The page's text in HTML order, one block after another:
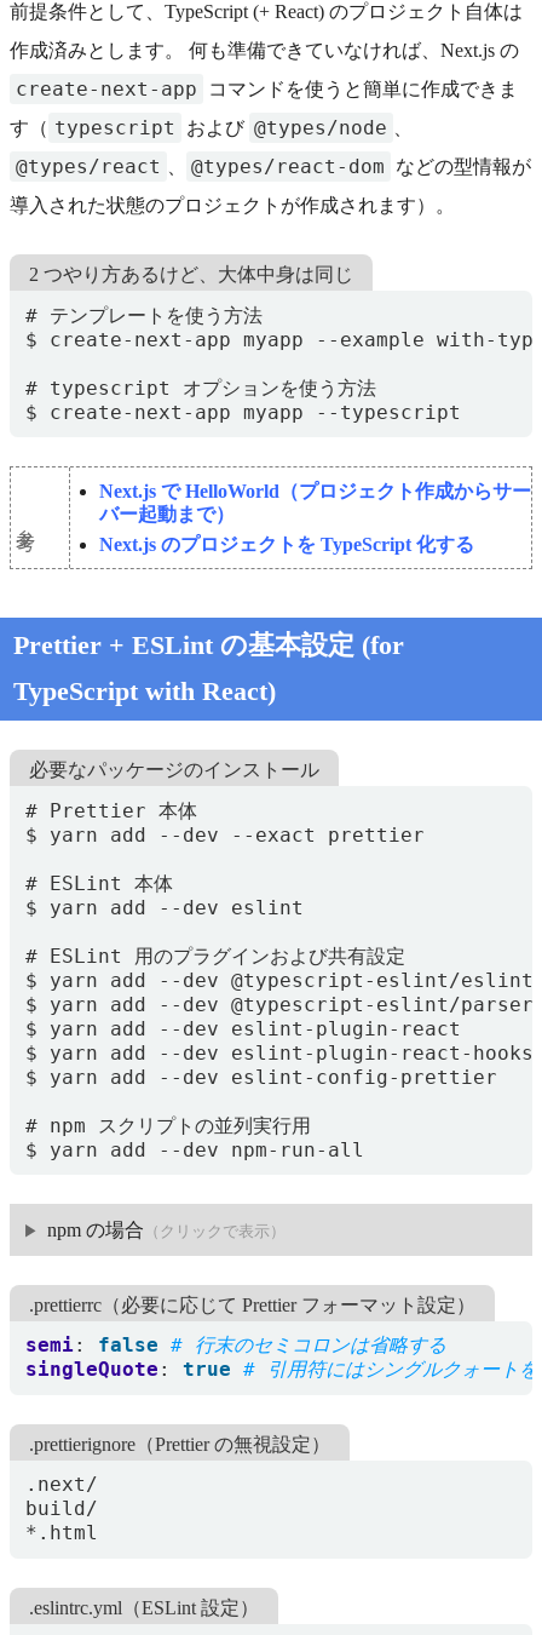
前提条件として、TypeScript (+ React) のプロジェクト自体は
作成済みとします。 何も準備できていなければ、Next.js の
create-next-app
コマンドを使うと簡単に作成できま
す（ typescript および @types/node
@types/react @types/react-dom
などの型情報が
導入された状態のプロジェクトが作成されます）。
2 つやり方あるけど、大体中身は同じ
$ create-next-app myapp --typescript
Next.js で HelloWorld（プロジェクト作成からサー
バー起動まで）
Next.js のプロジェクトを TypeScript 化する
Prettier + ESLint の基本設定 (for
TypeScript with React)
必要なパッケージのインストール
$ yarn add --dev npm-run-all
npm の場合
.prettierrc（必要に応じて Prettier フォーマット設定）
semi: false # 行末のセミコロンは省略する
singleQuote : true # 引用符にはシングルクォートを
.prettierignore（Prettier の無視設定）
*.html
.eslintrc.yml（ESLint 設定）